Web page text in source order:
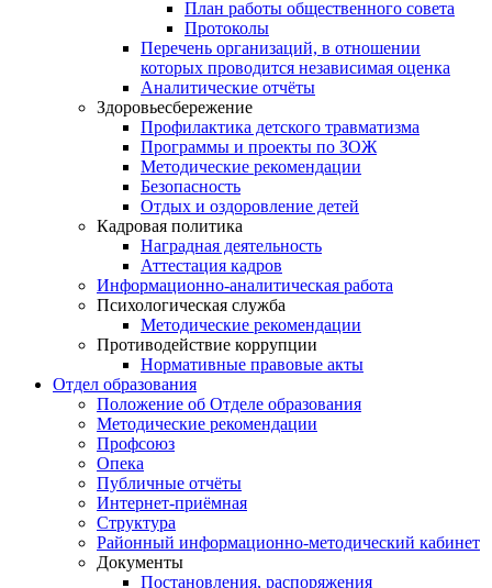
План работы общественного совета
Протоколы
Перечень организаций, в отношении
которых проводится независимая оценка
Аналитические отчёты
Здоровьесбережение
Профилактика детского травматизма
Программы и проекты по ЗОЖ
Методические рекомендации
Безопасность
Отдых и оздоровление детей
Кадровая политика
Наградная деятельность
Аттестация кадров
Информационно-аналитическая работа
Психологическая служба
Методические рекомендации
Противодействие коррупции
Нормативные правовые акты
Отдел образования
Положение об Отделе образования
Методические рекомендации
Профсоюз
Опека
Публичные отчёты
Интернет-приёмная
Структура
Районный информационно-методический кабинет
Документы
Постановления, распоряжения